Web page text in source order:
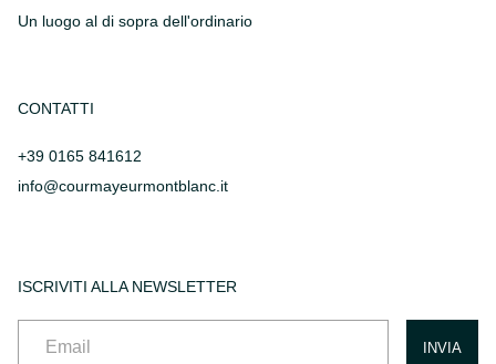
Un luogo al di sopra dell'ordinario
CONTATTI
+39 0165 841612
info@courmayeurmontblanc.it
ISCRIVITI ALLA NEWSLETTER